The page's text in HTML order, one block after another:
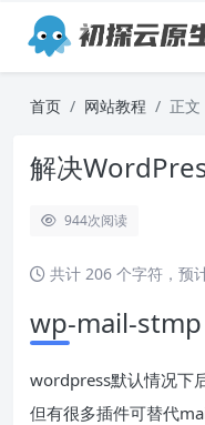
首页 网站教程 正文
解决
944次阅读
共计 206 个字符，预
wp-mail-stmp
wordpress默认情况下
但有很多插件可替代